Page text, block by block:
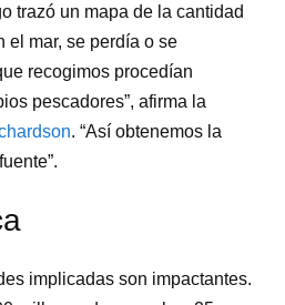
trazó un mapa de la cantidad
el mar, se perdía o se
recogimos procedían
pescadores”, afirma la
. “Así obtenemos la
implicadas son impactantes.